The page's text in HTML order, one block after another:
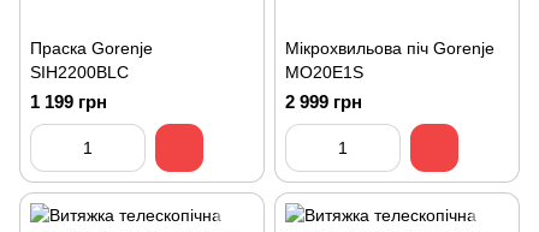
Праска Gorenje
SIH2200BLC
1 199 грн
Мікрохвильова піч Gorenje
MO20E1S
2 999 грн